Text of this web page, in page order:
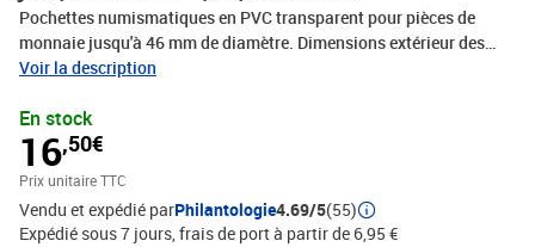
Pochettes numismatiques en PVC transparent pour pièces de
monnaie jusqu'à 46 mm de diamètre. Dimensions extérieur des
pochettes : 50 x 50 mmIdéal pour envoyer vos monnaies ! Paquet
Voir la description
En stock
16,50€
Prix unitaire TTC
Vendu et expédié parPhilantologie4.69/5(55)
Expédié sous 7 jours, frais de port à partir de 6,95 €